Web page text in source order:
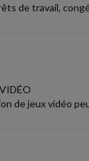
de travail,
de jeux vidéo